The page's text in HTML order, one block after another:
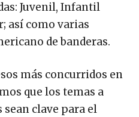
Juvenil, Infantil
así como varias
de banderas.
más concurridos en
que los temas a
clave para el